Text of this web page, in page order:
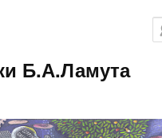
Б.А.Ламута